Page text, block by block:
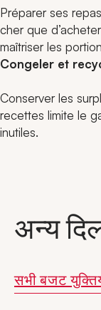
Préparer ses
cher que
maîtriser les
Congeler et
Conserver les
recettes limite le
inutiles.
अन्य
सभी बजट